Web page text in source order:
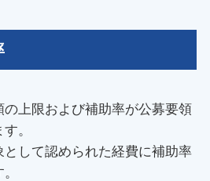
上限および補助率が公募要領
。
して認められた経費に補助率